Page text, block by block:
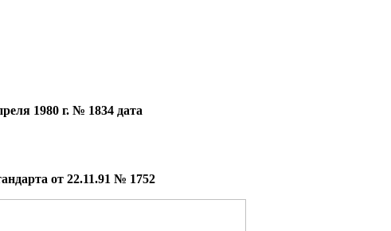
1980 г. № 1834 дата
от 22.11.91 № 1752